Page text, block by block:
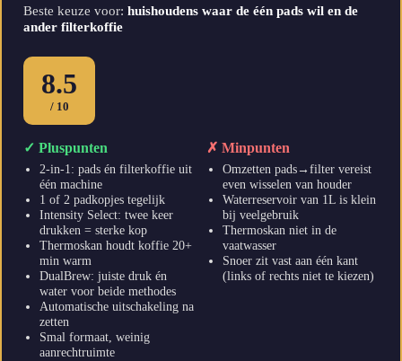
Beste keuze voor: huishoudens waar de één pads wil en de
ander filterkoffie
8.5
/ 10
✓ Pluspunten
2-in-1: pads én filterkoffie uit
één machine
1 of 2 padkopjes tegelijk
Intensity Select: twee keer
drukken = sterke kop
Thermoskan houdt koffie 20+
min warm
DualBrew: juiste druk én
water voor beide methodes
Automatische uitschakeling na
zetten
Smal formaat, weinig
aanrechtruimte
✗ Minpunten
Omzetten pads→filter vereist
even wisselen van houder
Waterreservoir van 1L is klein
bij veelgebruik
Thermoskan niet in de
vaatwasser
Snoer zit vast aan één kant
(links of rechts niet te kiezen)